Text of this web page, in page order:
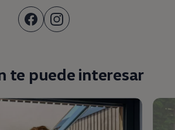
te puede interesar